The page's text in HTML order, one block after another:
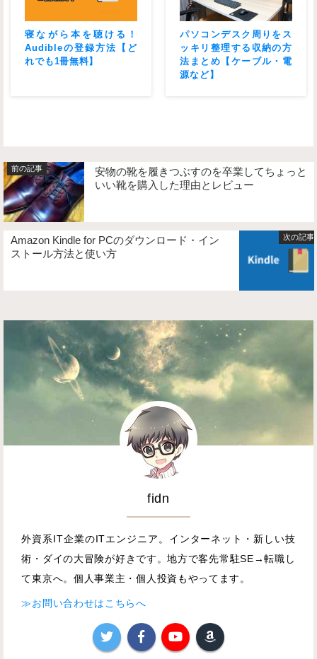
寝ながら本を聴ける！
Audibleの登録方法【ど
れでも1冊無料】
パソコンデスク周りをス
ッキリ整理する収納の方
法まとめ【ケーブル・電
源など】
安物の靴を履きつぶすのを卒業してちょっと
いい靴を購入した理由とレビュー
Amazon Kindle for PCのダウンロード・イン
ストール方法と使い方
fidn
外資系IT企業のITエンジニア。インターネット・新しい技
術・ダイの大冒険が好きです。地方で客先常駐SE→転職し
て東京へ。個人事業主・個人投資もやってます。
≫お問い合わせはこちらへ